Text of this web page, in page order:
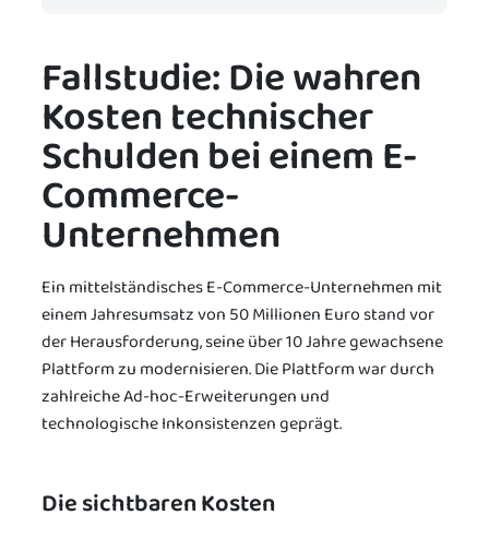
Fallstudie: Die wahren
Kosten technischer
Schulden bei einem E-
Commerce-
Unternehmen
Ein mittelständisches E-Commerce-Unternehmen mit
einem Jahresumsatz von 50 Millionen Euro stand vor
der Herausforderung, seine über 10 Jahre gewachsene
Plattform zu modernisieren. Die Plattform war durch
zahlreiche Ad-hoc-Erweiterungen und
technologische Inkonsistenzen geprägt.
Die sichtbaren Kosten